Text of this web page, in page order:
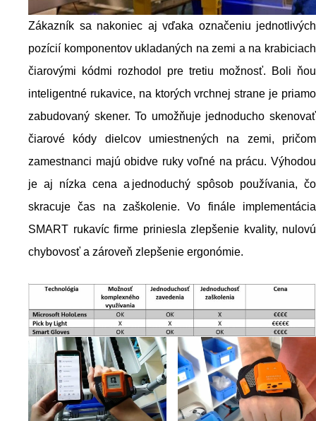
Zákazník sa nakoniec aj vďaka označeniu jednotlivých
pozícií komponentov ukladaných na zemi a na krabiciach
čiarovými kódmi rozhodol pre tretiu možnosť. Boli ňou
inteligentné rukavice, na ktorých vrchnej strane je priamo
zabudovaný skener. To umožňuje jednoducho skenovať
čiarové kódy dielcov umiestnených na zemi, pričom
zamestnanci majú obidve ruky voľné na prácu. Výhodou
je aj nízka cena a jednoduchý spôsob používania, čo
skracuje čas na zaškolenie. Vo finále implementácia
SMART rukavíc firme priniesla zlepšenie kvality, nulovú
chybovosť a zároveň zlepšenie ergonómie.